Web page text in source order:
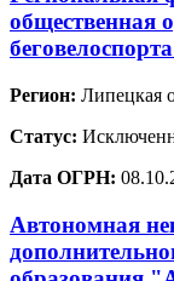
общественная
Регион: Липецкая
Статус:
Дата ОГРН:
Автономная